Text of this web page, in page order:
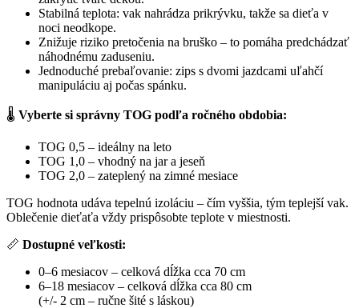
Stabilná teplota: vak nahrádza prikrývku, takže sa dieťa v
noci neodkope.
Znižuje riziko pretočenia na bruško – to pomáha predchádzať
náhodnému zaduseniu.
Jednoduché prebaľovanie: zips s dvomi jazdcami uľahčí
manipuláciu aj počas spánku.
🌡️ Vyberte si správny TOG podľa ročného obdobia:
TOG 0,5 – ideálny na leto
TOG 1,0 – vhodný na jar a jeseň
TOG 2,0 – zateplený na zimné mesiace
TOG hodnota udáva tepelnú izoláciu – čím vyššia, tým teplejší vak.
Oblečenie dieťaťa vždy prispôsobte teplote v miestnosti.
📏 Dostupné veľkosti:
0–6 mesiacov – celková dĺžka cca 70 cm
6–18 mesiacov – celková dĺžka cca 80 cm
(+/- 2 cm – ručne šité s láskou)